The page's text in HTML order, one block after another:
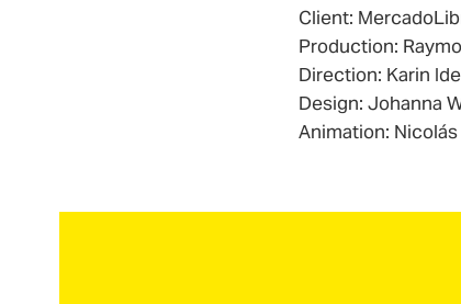
Client:
Production:
Direction: Karin
Design: Johanna
Animation: